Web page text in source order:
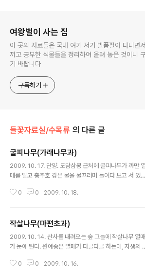
여왕벌이 사는 집
이 곳의 자료들은 국내 여기 저기 발품팔아 다니면서 보고 느
끼고 공부한 식물들을 정리하여 올려 놓은 것이니
기 바랍니다
구독하기
들꽃자료실/수목류 의 다른 글
굴피나무(가래나무과)
2009. 10. 17. 단양. 도담삼봉 근처에 굴피나무가 까만
매를 달고 충주호 깊은 물을 물끄러미 들여다 보고 서 있다.
데 굴피집은 굴참나무껍질로 지붕을 한단다. 봄에 담은 굴
0 0 2009. 10. 18.
작살나무(마편초과)
2009. 10. 14. 산사를 내려오는 숲 그늘에 작살나무 열매
가 눈에 띈다. 원예종은 열매가 다글다글 하는데, 자생의
는 꽃(열매)자루가 잎자루와 같은 위치에서 나오고, 좀작살
0 0 2009. 10. 16.